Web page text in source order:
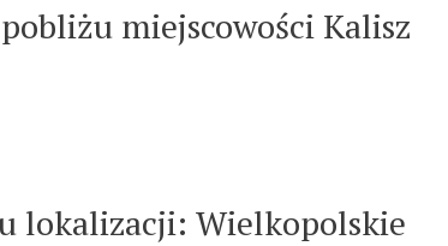
miejscowości Kalisz
lokalizacji: Wielkopolskie